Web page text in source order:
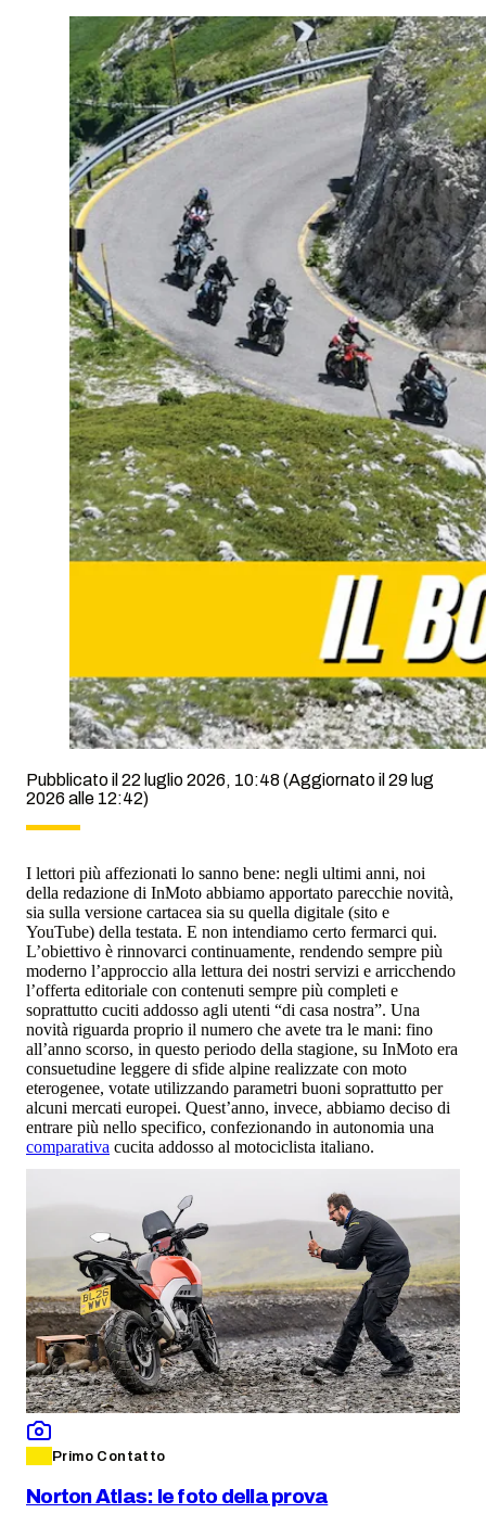
Pubblicato il 22 luglio 2026, 10:48(Aggiornato il 29 lug
2026 alle 12:42)
I lettori più affezionati lo sanno bene: negli ultimi anni, noi
della redazione di InMoto abbiamo apportato parecchie novità,
sia sulla versione cartacea sia su quella digitale (sito e
YouTube) della testata. E non intendiamo certo fermarci qui.
L’obiettivo è rinnovarci continuamente, rendendo sempre più
moderno l’approccio alla lettura dei nostri servizi e arricchendo
l’offerta editoriale con contenuti sempre più completi e
soprattutto cuciti addosso agli utenti “di casa nostra”. Una
novità riguarda proprio il numero che avete tra le mani: fino
all’anno scorso, in questo periodo della stagione, su InMoto era
consuetudine leggere di sfide alpine realizzate con moto
eterogenee, votate utilizzando parametri buoni soprattutto per
alcuni mercati europei. Quest’anno, invece, abbiamo deciso di
entrare più nello specifico, confezionando in autonomia una
comparativa cucita addosso al motociclista italiano.
Primo Contatto
Norton Atlas: le foto della prova